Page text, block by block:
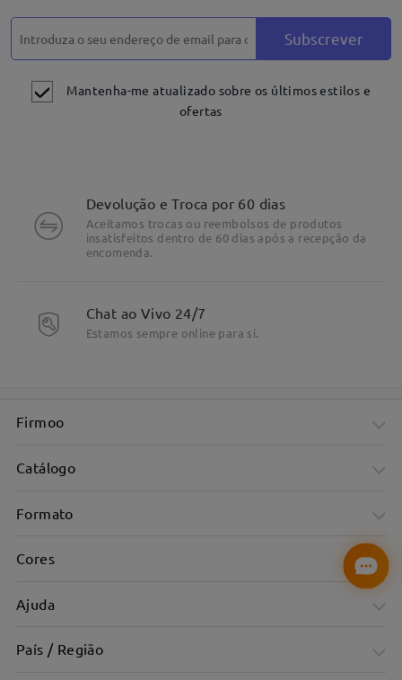
Subscrever
Mantenha-me atualizado sobre os últimos estilos e
ofertas
Devolução e Troca por 60 dias
Aceitamos trocas ou reembolsos de produtos
insatisfeitos dentro de 60 dias após a recepção da
encomenda.
Chat ao Vivo 24/7
Estamos sempre online para si.
Firmoo
Catálogo
Formato
Cores
Ajuda
País / Região